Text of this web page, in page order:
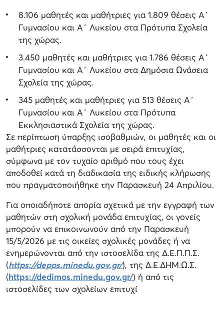
8.106 μαθητές και μαθήτριες για 1.809 θέσεις Α΄
Γυμνασίου και Α΄ Λυκείου στα Πρότυπα Σχολεία
της χώρας.
3.450 μαθητές και μαθήτριες για 1.786 θέσεις Α΄
Γυμνασίου και Α΄ Λυκείου στα Δημόσια Ωνάσεια
Σχολεία της χώρας.
345 μαθητές και μαθήτριες για 513 θέσεις Α΄
Γυμνασίου και Α΄ Λυκείου στα Πρότυπα
Εκκλησιαστικά Σχολεία της χώρας.
Σε περίπτωση ύπαρξης ισοβαθμιών, οι μαθητές και οι
μαθήτριες κατατάσσονται με σειρά επιτυχίας,
σύμφωνα με τον τυχαίο αριθμό που τους έχει
αποδοθεί κατά τη διαδικασία της ειδικής κλήρωσης
που πραγματοποιήθηκε την Παρασκευή 24 Απριλίου.
Για οποιαδήποτε απορία σχετικά με την εγγραφή των
μαθητών στη σχολική μονάδα επιτυχίας, οι γονείς
μπορούν να επικοινωνούν από την Παρασκευή
15/5/2026 με τις οικείες σχολικές μονάδες ή να
ενημερώνονται από την ιστοσελίδα της Δ.Ε.Π.Π.Σ.
(https://depps.minedu.gov.gr/), της Δ.Ε.ΔΗΜ.Ω.Σ.
(https://dedimos.minedu.gov.gr/) ή από τις
ιστοσελίδες των σχολείων επιτυχί